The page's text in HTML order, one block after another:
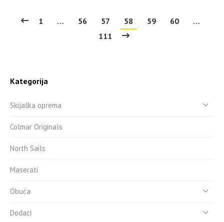
1 … 56 57 58 59 60
…
111
Kategorija
Skijaška oprema
Colmar Originals
North Sails
Maserati
Obuća
Dodaci